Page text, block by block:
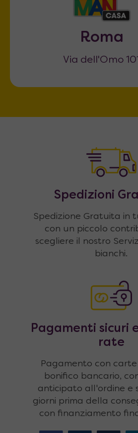
Roma
Via dell'Omo 101
Spedizioni
Spedizione Gratuita in
con un piccolo
scegliere il nostro
bianchi.
Pagamenti sicuri
rate
Pagamento con
bonifico bancario,
anticipato all'ordine e
giorni prima della
con finanziamento